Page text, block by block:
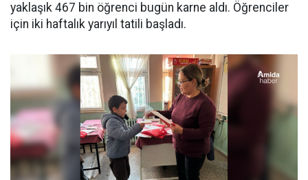
yaklaşık 467 bin öğrenci bugün karne aldı. Öğrenciler
için iki haftalık yarıyıl tatili başladı.